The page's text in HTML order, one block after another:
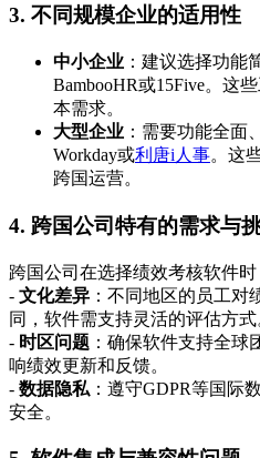
3. 不同规模企业的适用性
中小企业 ：建议选择功能
BambooHR或15Five。这
本需求。
大型企业 ：需要功能全面
Workday或利唐i人事。这
跨国运营。
4. 跨国公司特有的需求与
跨国公司在选择绩效考核软件
- 文化差异 ：不同地区的员工对
同，软件需支持灵活的评估方式
- 时区问题 ：确保软件支持全
响绩效更新和反馈。
- 数据隐私 ：遵守GDPR等国际
安全。